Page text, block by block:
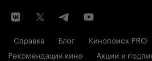
Справка Блог Кинопоиск PRO
Рекомендации кино Акции и